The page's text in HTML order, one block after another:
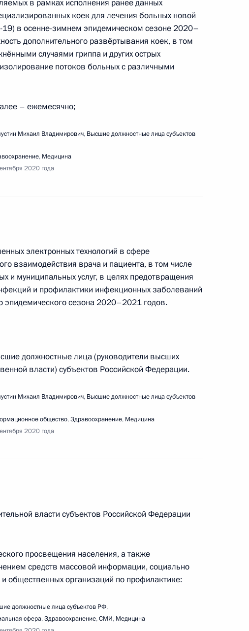
Президента к гражданам России
с представителями общественных
в области экологии и защиты
по вопросу развития информационно-
о ситуации в системе образования
коронавирусной инфекции
о ситуации в сельском хозяйстве
в рамках исполнения ранее данных
коек для лечения больных новой
19) в осенне-зимнем эпидемическом сезоне 2020–
дополнительного развёртывания коек, в том
случаями гриппа и других острых
потоков больных с различными
– ежемесячно;
Михаил Владимирович, Высшие должностные лица субъектов
, Медицина
2020 года
электронных технологий в сфере
взаимодействия врача и пациента, в том числе
и муниципальных услуг, в целях предотвращения
и профилактики инфекционных заболеваний
эпидемического сезона 2020–2021 годов.
должностные лица (руководители высших
власти) субъектов Российской Федерации.
Михаил Владимирович, Высшие должностные лица субъектов
общество,Здравоохранение, Медицина
2020 года
власти субъектов Российской Федерации
просвещения населения, а также
средств массовой информации, социально
общественных организаций по профилактике:
должностные лица субъектов РФ,
сфера,Здравоохранение,СМИ, Медицина